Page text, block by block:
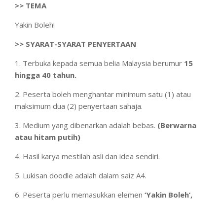
>> TEMA
Yakin Boleh!
>> SYARAT-SYARAT PENYERTAAN
1. Terbuka kepada semua belia Malaysia berumur 15
hingga 40 tahun.
2. Peserta boleh menghantar minimum satu (1) atau
maksimum dua (2) penyertaan sahaja.
3. Medium yang dibenarkan adalah bebas. (Berwarna
atau hitam putih)
4. Hasil karya mestilah asli dan idea sendiri.
5. Lukisan doodle adalah dalam saiz A4.
6. Peserta perlu memasukkan elemen ‘Yakin Boleh’,